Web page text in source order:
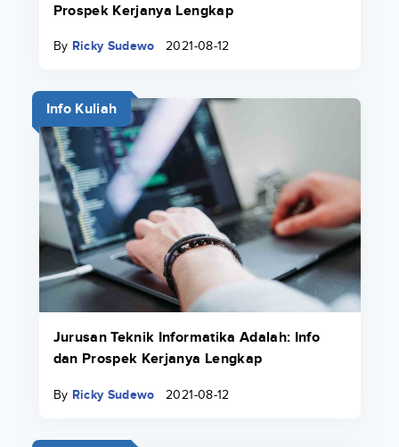
Prospek Kerjanya Lengkap
By Ricky Sudewo 2021-08-12
Info Kuliah
Jurusan Teknik Informatika Adalah: Info
dan Prospek Kerjanya Lengkap
By Ricky Sudewo 2021-08-12